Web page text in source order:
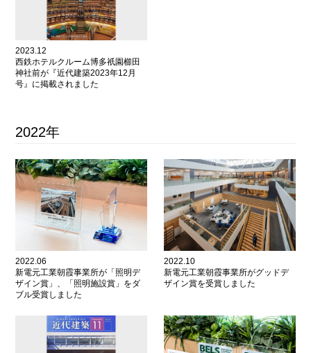
2023.12
西鉄ホテルクルーム博多祇園櫛田
神社前が『近代建築2023年12月
号』に掲載されました
2022年
2022.06
新電元工業朝霞事業所が「照明デ
ザイン賞」、「照明施設賞」をダ
ブル受賞しました
2022.10
新電元工業朝霞事業所がグッドデ
ザイン賞を受賞しました